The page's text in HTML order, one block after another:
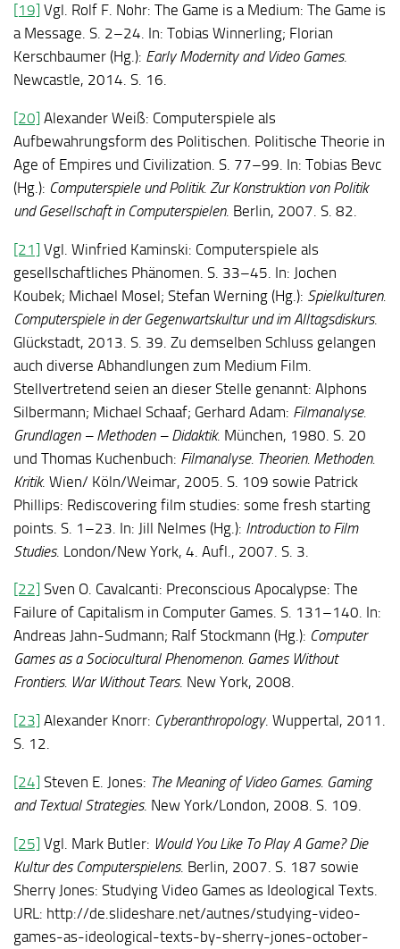
[19] Vgl. Rolf F. Nohr: The Game is a Medium: The Game is
a Message. S. 2–24. In: Tobias Winnerling; Florian
Kerschbaumer (Hg.): Early Modernity and Video Games.
Newcastle, 2014. S. 16.
[20] Alexander Weiß: Computerspiele als
Aufbewahrungsform des Politischen. Politische Theorie in
Age of Empires und Civilization. S. 77–99. In: Tobias Bevc
(Hg.): Computerspiele und Politik. Zur Konstruktion von Politik
und Gesellschaft in Computerspielen. Berlin, 2007. S. 82.
[21] Vgl. Winfried Kaminski: Computerspiele als
gesellschaftliches Phänomen. S. 33–45. In: Jochen
Koubek; Michael Mosel; Stefan Werning (Hg.): Spielkulturen.
Computerspiele in der Gegenwartskultur und im Alltagsdiskurs.
Glückstadt, 2013. S. 39. Zu demselben Schluss gelangen
auch diverse Abhandlungen zum Medium Film.
Stellvertretend seien an dieser Stelle genannt: Alphons
Silbermann; Michael Schaaf; Gerhard Adam: Filmanalyse.
Grundlagen – Methoden – Didaktik. München, 1980. S. 20
und Thomas Kuchenbuch: Filmanalyse. Theorien. Methoden.
Kritik. Wien/ Köln/Weimar, 2005. S. 109 sowie Patrick
Phillips: Rediscovering film studies: some fresh starting
points. S. 1–23. In: Jill Nelmes (Hg.): Introduction to Film
Studies. London/New York, 4. Aufl., 2007. S. 3.
[22] Sven O. Cavalcanti: Preconscious Apocalypse: The
Failure of Capitalism in Computer Games. S. 131–140. In:
Andreas Jahn-Sudmann; Ralf Stockmann (Hg.): Computer
Games as a Sociocultural Phenomenon. Games Without
Frontiers. War Without Tears. New York, 2008.
[23] Alexander Knorr: Cyberanthropology. Wuppertal, 2011.
S. 12.
[24] Steven E. Jones: The Meaning of Video Games. Gaming
and Textual Strategies. New York/London, 2008. S. 109.
[25] Vgl. Mark Butler: Would You Like To Play A Game? Die
Kultur des Computerspielens. Berlin, 2007. S. 187 sowie
Sherry Jones: Studying Video Games as Ideological Texts.
URL: http://de.slideshare.net/autnes/studying-video-
games-as-ideological-texts-by-sherry-jones-october-